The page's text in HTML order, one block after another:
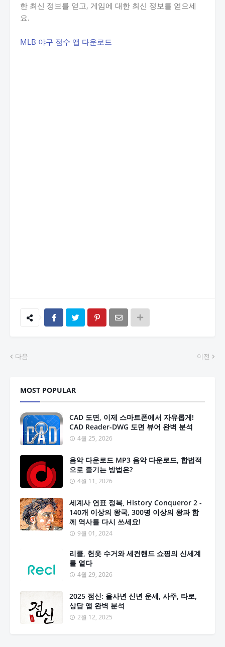
한 최신 정보를 얻고, 게임에 대한 최신 정보를 얻으세
요.
MLB 야구 점수 앱 다운로드
다음 이전
MOST POPULAR
CAD 도면, 이제 스마트폰에서 자유롭게!
CAD Reader-DWG 도면 뷰어 완벽 분석
4월 25, 2026
음악 다운로드 MP3 음악 다운로드, 합법적
으로 즐기는 방법은?
4월 11, 2026
세계사 연표 정복, History Conqueror 2 -
140개 이상의 왕국, 300명 이상의 왕과 함
께 역사를 다시 쓰세요!
9월 01, 2024
리클, 헌옷 수거와 세컨핸드 쇼핑의 신세계
를 열다
4월 29, 2026
2025 점신: 을사년 신년 운세, 사주, 타로,
상담 앱 완벽 분석
2월 12, 2025